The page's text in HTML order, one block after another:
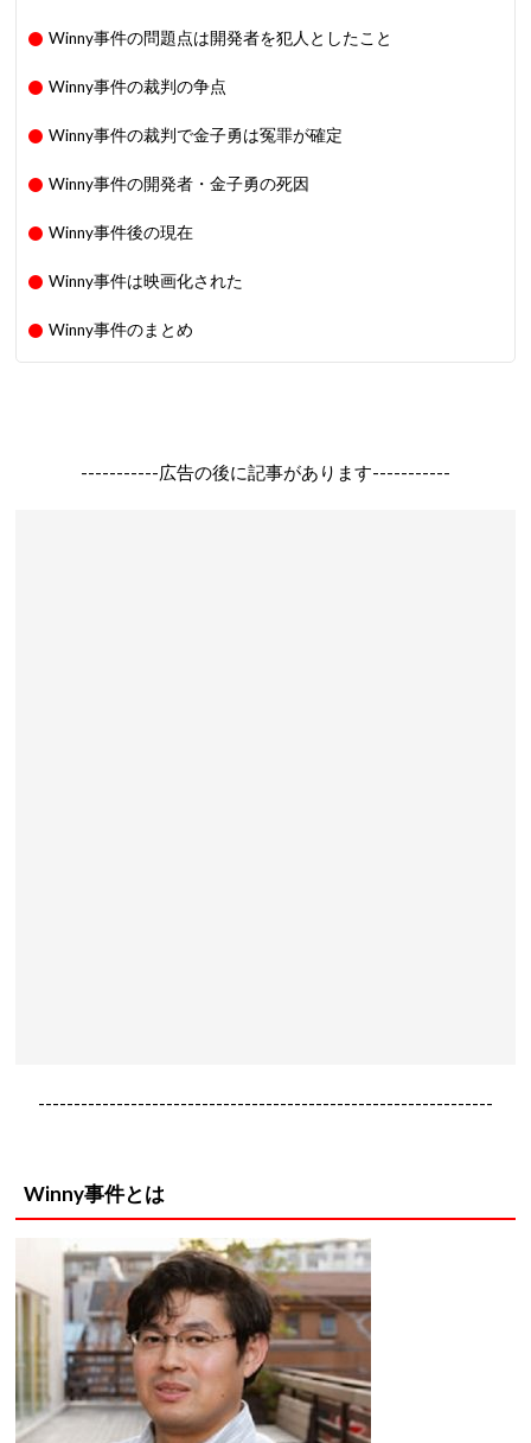
Winny事件の問題点は開発者を犯人としたこと
Winny事件の裁判の争点
Winny事件の裁判で金子勇は冤罪が確定
Winny事件の開発者・金子勇の死因
Winny事件後の現在
Winny事件は映画化された
Winny事件のまとめ
-----------広告の後に記事があります-----------
----------------------------------------------------------------
Winny事件とは